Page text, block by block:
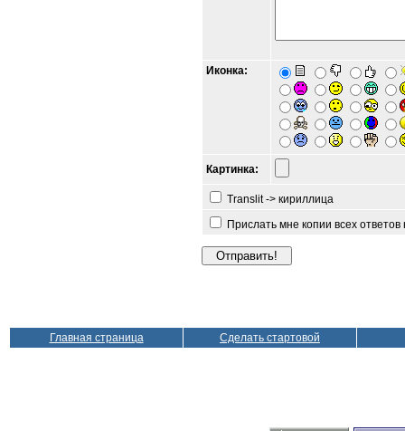
Иконка:
Картинка:
Translit -> кириллица
Прислать мне копии всех
Главная страница Сделать стартовой